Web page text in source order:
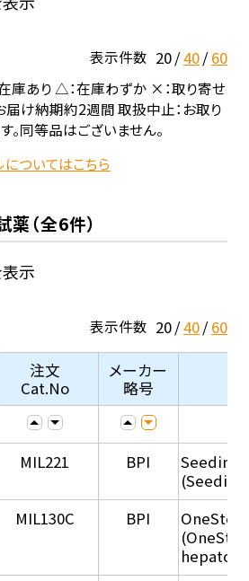
表示件数 20 40 60
庫あり △：在庫わずか ×：取り寄せ
け納期約2週間 取扱中止：お取り
。同等品はございません。
ついてはこちら
薬（全6件）
示
表示件数 20 40 60
注文
Cat.No
メーカー
略号
MIL221 BPI
Seeding
MIL130C BPI